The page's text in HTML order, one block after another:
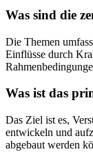
Was sind die
Die Themen
Einflüsse durch
Was ist das
Das Ziel ist es,
entwickeln und
abgebaut werden